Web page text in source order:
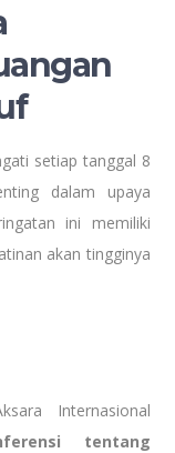
setiap tanggal 8
dalam upaya
ini memiliki
akan tingginya
Internasional
tentang